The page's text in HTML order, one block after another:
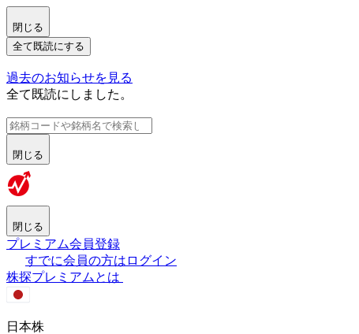
閉じる
全て既読にする
過去のお知らせを見る
全て既読にしました。
閉じる
閉じる
プレミアム会員登録
すでに会員の方はログイン
株探プレミアムとは
日本株